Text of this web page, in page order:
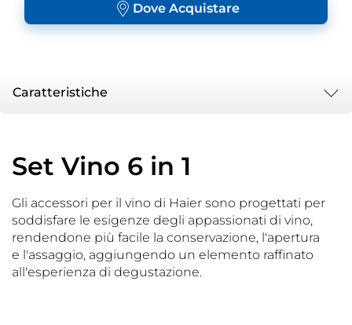
Dove Acquistare
Caratteristiche
Set Vino 6 in 1
Gli accessori per il vino di Haier sono progettati per
soddisfare le esigenze degli appassionati di vino,
rendendone più facile la conservazione, l'apertura
e l'assaggio, aggiungendo un elemento raffinato
all'esperienza di degustazione.